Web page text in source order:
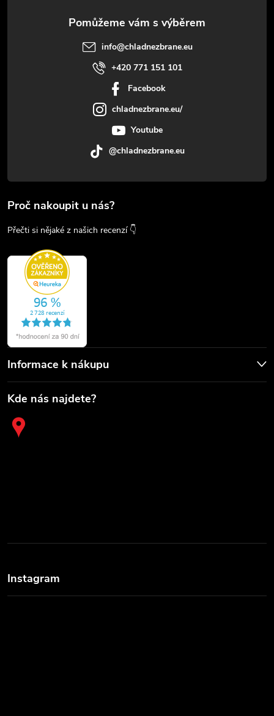
info@chladnezbrane.eu
+420 771 151 101
Facebook
chladnezbrane.eu/
Youtube
@chladnezbrane.eu
Proč nakoupit u nás?
Přečti si nějaké z našich recenzí 👇
Informace k nákupu
Kde nás najdete?
Instagram